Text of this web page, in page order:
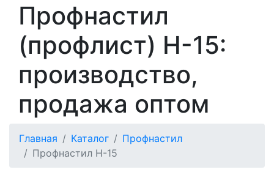
Профнастил
(профлист) Н-15:
производство,
продажа оптом
Главная Каталог
Профнастил
Профнастил Н-15